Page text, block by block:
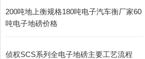
200吨地上衡规格180吨电子汽车衡厂家60
吨电子地磅价格
侦权SCS系列全电子地磅主要工艺流程